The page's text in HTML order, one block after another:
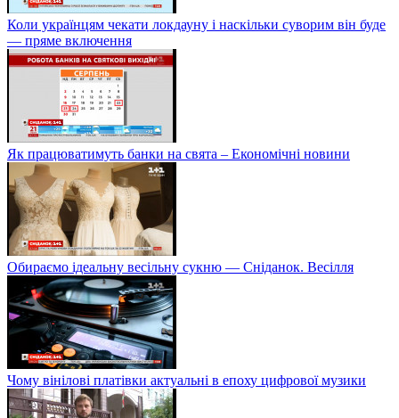
Коли українцям чекати локдауну і наскільки суворим він буде
— пряме включення
Як працюватимуть банки на свята – Економічні новини
Обираємо ідеальну весільну сукню — Сніданок. Весілля
Чому вінілові платівки актуальні в епоху цифрової музики